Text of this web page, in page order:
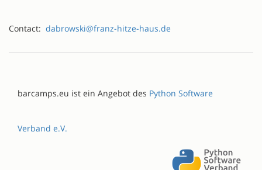
Contact: dabrowski@franz-hitze-haus.de
barcamps.eu ist ein Angebot des Python Software
Verband e.V.